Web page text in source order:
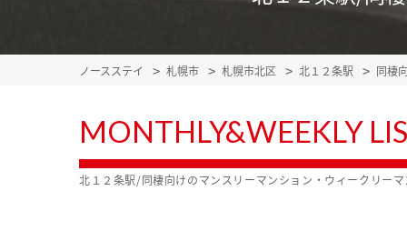
ノースステイ 札幌市 札幌市北区 北１２条駅 同棲
MONTHLY&WEEKLY
北１２条駅/同棲向けのマンスリーマンション・ウィークリー